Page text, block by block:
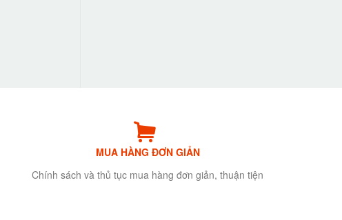
MUA HÀNG ĐƠN GIẢN
Chính sách và thủ tục mua hàng đơn giản, thuận tiện